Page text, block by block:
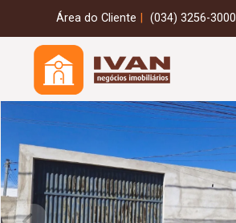
Área do Cliente (034) 3256-3000